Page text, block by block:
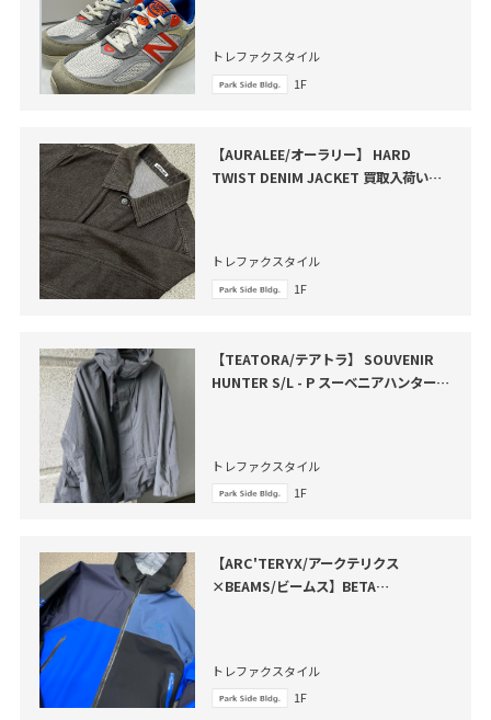
トレファクスタイル
1F
【AURALEE/オーラリー】 HARD
TWIST DENIM JACKET 買取入荷いた
トレファクスタイル
1F
【TEATORA/テアトラ】 SOUVENIR
HUNTER S/L - P スーベニアハンター
トレファクスタイル
1F
【ARC'TERYX/アークテリクス
×BEAMS/ビームス】BETA
トレファクスタイル
1F